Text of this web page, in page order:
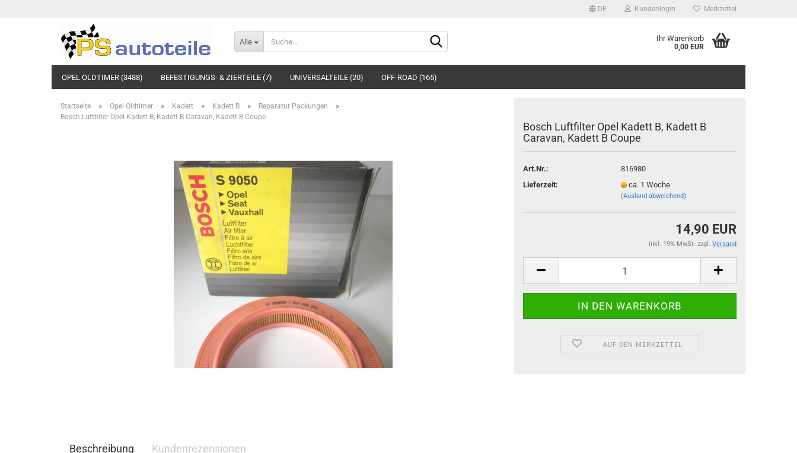
DE Kundenlogin
Konto erstellen
Passwort vergessen?
Merkzettel
Alle Ihr Warenkorb
0,00 EUR
OPEL OLDTIMER (3488) BEFESTIGUNGS- & ZIERTEILE (7) UNIVERSALTEILE (20) OFF-ROAD (165)
Startseite » Opel Oldtimer » Kadett » Kadett B » Reparatur Packungen »
Bosch Luftfilter Opel Kadett B, Kadett B Caravan, Kadett B Coupe
Bosch Luftfilter Opel Kadett B, Kadett B
Caravan, Kadett B Coupe
Art.Nr.:
816980
Lieferzeit:
ca. 1 Woche
(Ausland abweichend)
14,90 EUR
inkl. 19% MwSt. zzgl. Versand
AUF DEN MERKZETTEL
Beschreibung Kundenrezensionen